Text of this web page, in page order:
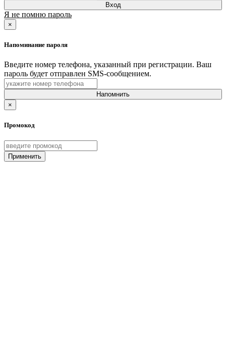
Вход
Я не помню пароль
×
Напоминание пароля
Введите номер телефона, указанный при регистрации. Ваш
пароль будет отправлен SMS-сообщением.
Напомнить
×
Промокод
Применить